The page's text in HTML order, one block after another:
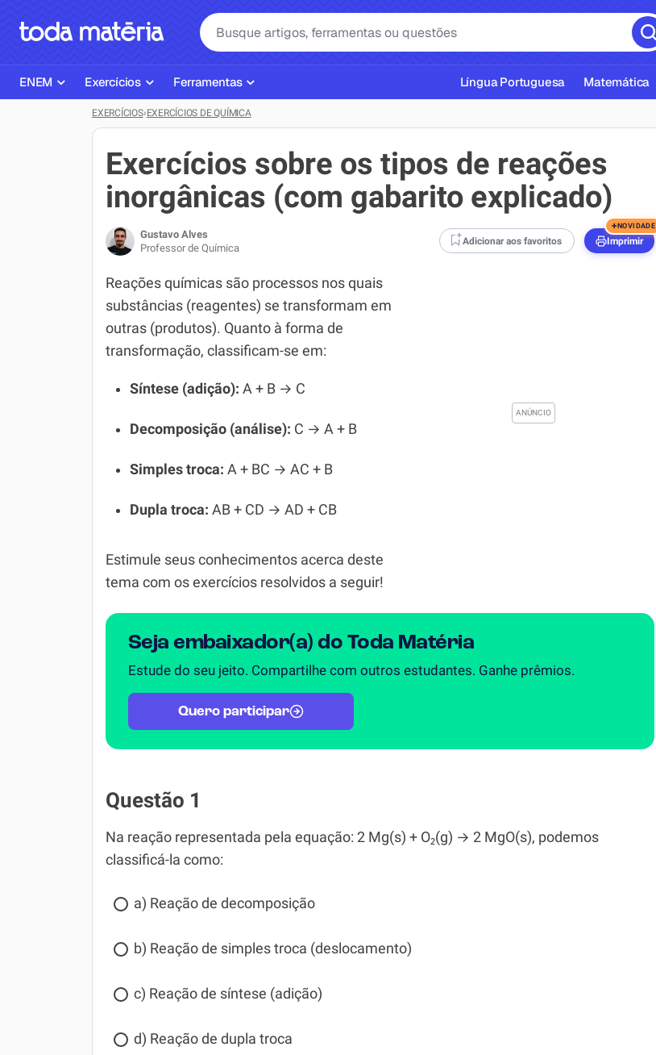
ENEM
Página Inicial ENEM
Plano de Estudos
Matérias do ENEM
Exercícios ENEM
Simulados ENEM
Simulador SiSU
Exercícios
ENEM
Matemática
Português
Biologia
Inglês
Geografia
Física
Ferramentas
Ajudante de Dever de Casa
Corretor de Redação
Exercícios
Gerador Referências Bibliográficas ABNT
Língua Portuguesa Matemática
EXERCÍCIOS›EXERCÍCIOS DE QUÍMICA
Exercícios sobre os tipos de reações
inorgânicas (com gabarito explicado)
Gustavo Alves
Professor de Química
Adicionar aos favoritos Imprimir
+NOVIDADE
Reações químicas são processos nos quais
substâncias (reagentes) se transformam em
outras (produtos). Quanto à forma de
transformação, classificam-se em:
Síntese (adição): A + B → C
Decomposição (análise): C → A + B
Simples troca: A + BC → AC + B
Dupla troca: AB + CD → AD + CB
Estimule seus conhecimentos acerca deste
tema com os exercícios resolvidos a seguir!
Seja embaixador(a) do Toda Matéria
Estude do seu jeito. Compartilhe com outros estudantes. Ganhe prêmios.
Quero participar
Questão 1
Na reação representada pela equação: 2 Mg(s) + O₂(g) → 2 MgO(s), podemos
classificá-la como:
a) Reação de decomposição
b) Reação de simples troca (deslocamento)
c) Reação de síntese (adição)
d) Reação de dupla troca